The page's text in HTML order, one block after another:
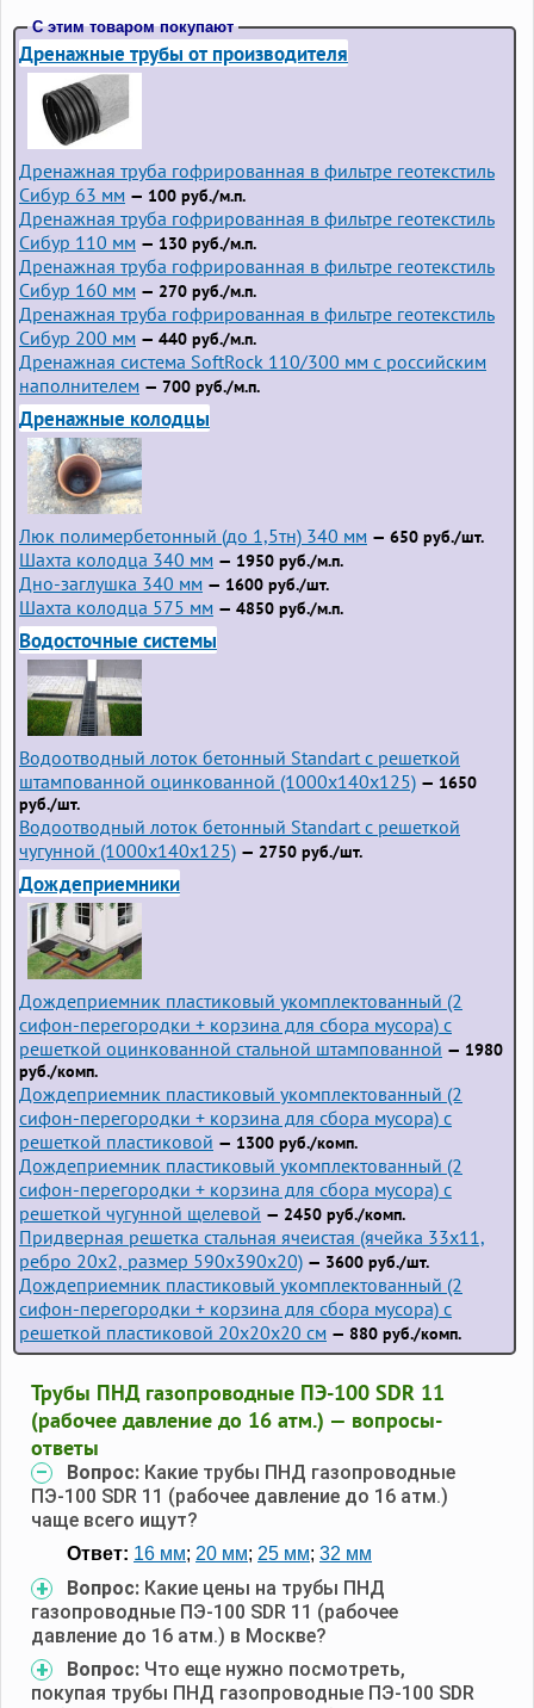
С этим товаром покупают
Дренажные трубы от производителя
Дренажная труба гофрированная в фильтре геотекстиль
Сибур 63 мм — 100 руб./м.п.
Дренажная труба гофрированная в фильтре геотекстиль
Сибур 110 мм — 130 руб./м.п.
Дренажная труба гофрированная в фильтре геотекстиль
Сибур 160 мм — 270 руб./м.п.
Дренажная труба гофрированная в фильтре геотекстиль
Сибур 200 мм — 440 руб./м.п.
Дренажная система SoftRock 110/300 мм с российским
наполнителем — 700 руб./м.п.
Дренажные колодцы
Люк полимербетонный (до 1,5тн) 340 мм — 650 руб./шт.
Шахта колодца 340 мм — 1950 руб./м.п.
Дно-заглушка 340 мм — 1600 руб./шт.
Шахта колодца 575 мм — 4850 руб./м.п.
Водосточные системы
Водоотводный лоток бетонный Standart с решеткой
штампованной оцинкованной (1000x140x125) — 1650
руб./шт.
Водоотводный лоток бетонный Standart с решеткой
чугунной (1000x140x125) — 2750 руб./шт.
Дождеприемники
Дождеприемник пластиковый укомплектованный (2
сифон-перегородки + корзина для сбора мусора) с
решеткой оцинкованной стальной штампованной — 1980
руб./комп.
Дождеприемник пластиковый укомплектованный (2
сифон-перегородки + корзина для сбора мусора) с
решеткой пластиковой — 1300 руб./комп.
Дождеприемник пластиковый укомплектованный (2
сифон-перегородки + корзина для сбора мусора) с
решеткой чугунной щелевой — 2450 руб./комп.
Придверная решетка стальная ячеистая (ячейка 33x11,
ребро 20x2, размер 590x390x20) — 3600 руб./шт.
Дождеприемник пластиковый укомплектованный (2
сифон-перегородки + корзина для сбора мусора) с
решеткой пластиковой 20х20х20 см — 880 руб./комп.
Трубы ПНД газопроводные ПЭ-100 SDR 11
(рабочее давление до 16 атм.) — вопросы-
ответы
Вопрос: Какие трубы ПНД газопроводные
ПЭ-100 SDR 11 (рабочее давление до 16 атм.)
чаще всего ищут?
Ответ: 16 мм; 20 мм; 25 мм; 32 мм
Вопрос: Какие цены на трубы ПНД
газопроводные ПЭ-100 SDR 11 (рабочее
давление до 16 атм.) в Москве?
Вопрос: Что еще нужно посмотреть,
покупая трубы ПНД газопроводные ПЭ-100 SDR